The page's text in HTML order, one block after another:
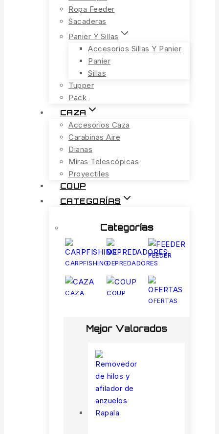
Ropa Feeder
Sacaderas
Panier Y Sillas
Accesorios Sillas Y Panier
Panier
Sillas
Tupper
Pack
CAZA
Accesorios Caza
Carabinas Aire
Dianas
Miras Telescópicas
Proyectiles
COUP
CATEGORÍAS
Categorías
CARPFISHINGDEPREDADORES
FEEDER
CAZA
COUP
OFERTAS
Mejor Valorados